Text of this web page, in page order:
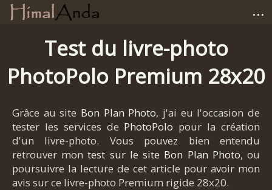
...
Accueil
Photographies
Carnets de voyage
Matériel
Avis et tests
Test du livre-photo
PhotoPolo Premium 28x20
Grâce au site Bon Plan Photo, j'ai eu l'occasion de
tester les services de PhotoPolo pour la création
d'un livre-photo. Vous pouvez bien entendu
retrouver montest sur le site Bon Plan Photo, ou
poursuivre la lecture de cet article pour avoir mon
avis sur ce livre-photo Premium rigide 28x20.